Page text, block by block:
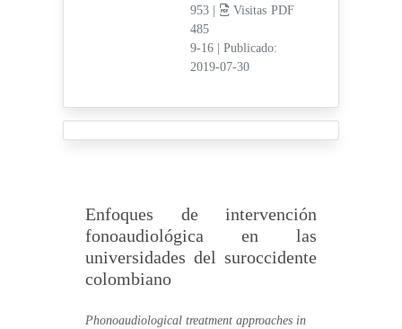
953 |
Visitas PDF
485
9-16
Publicado:
2019-07-30
Enfoques de intervención
fonoaudiológica en las
universidades del suroccidente
colombiano
Phonoaudiological treatment approaches in